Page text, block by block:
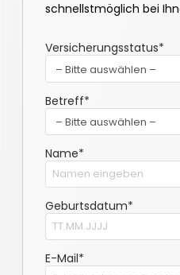
schnellstmöglich bei
Versicherungsstatus*
Betreff*
Name*
Geburtsdatum*
E-Mail*